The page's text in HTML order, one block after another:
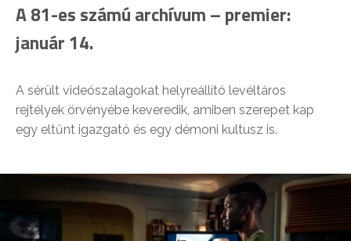
A 81-es számú archívum – premier:
január 14.
A sérült videószalagokat helyreállító levéltáros
rejtélyek örvényébe keveredik, amiben szerepet kap
egy eltűnt igazgató és egy démoni kultusz is.